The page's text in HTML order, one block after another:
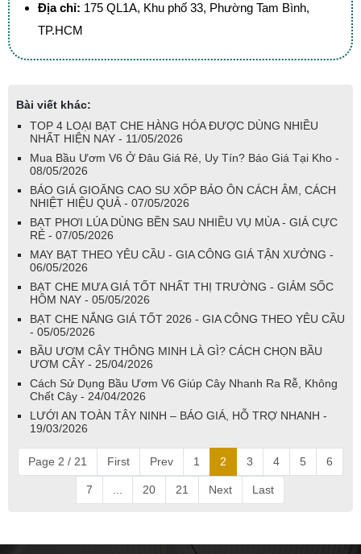
Địa chỉ: 175 QL1A, Khu phố 33, Phường Tam Bình,
TP.HCM
Bài viết khác:
TOP 4 LOẠI BẠT CHE HÀNG HÓA ĐƯỢC DÙNG NHIỀU
NHẤT HIỆN NAY - 11/05/2026
Mua Bầu Ươm V6 Ở Đâu Giá Rẻ, Uy Tín? Báo Giá Tại Kho -
08/05/2026
BÁO GIÁ GIOĂNG CAO SU XỐP BẢO ÔN CÁCH ÂM, CÁCH
NHIỆT HIỆU QUẢ - 07/05/2026
BẠT PHƠI LÚA DÙNG BỀN SAU NHIỀU VỤ MÙA - GIÁ CỰC
RẺ - 07/05/2026
MAY BẠT THEO YÊU CẦU - GIA CÔNG GIÁ TẬN XƯỞNG -
06/05/2026
BẠT CHE MƯA GIÁ TỐT NHẤT THỊ TRƯỜNG - GIẢM SỐC
HÔM NAY - 05/05/2026
BẠT CHE NẮNG GIÁ TỐT 2026 - GIA CÔNG THEO YÊU CẦU
- 05/05/2026
BẦU ƯƠM CÂY THÔNG MINH LÀ GÌ? CÁCH CHỌN BẦU
ƯƠM CÂY - 25/04/2026
Cách Sử Dụng Bầu Ươm V6 Giúp Cây Nhanh Ra Rễ, Không
Chết Cây - 24/04/2026
LƯỚI AN TOÀN TÂY NINH – BÁO GIÁ, HỖ TRỢ NHANH -
19/03/2026
Page 2 / 21 First Prev 1 2 3 4 5 6
7 ... 20 21 Next Last